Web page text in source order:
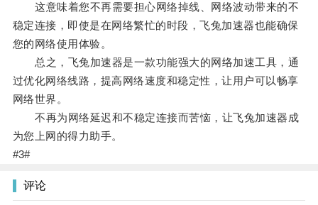
这意味着您不再需要担心网络掉线、网络波动带来的不
稳定连接，即使是在网络繁忙的时段，飞兔加速器也能确保
您的网络使用体验。
总之，飞兔加速器是一款功能强大的网络加速工具，通
过优化网络线路，提高网络速度和稳定性，让用户可以畅享
网络世界。
不再为网络延迟和不稳定连接而苦恼，让飞兔加速器成
为您上网的得力助手。
#3#
评论